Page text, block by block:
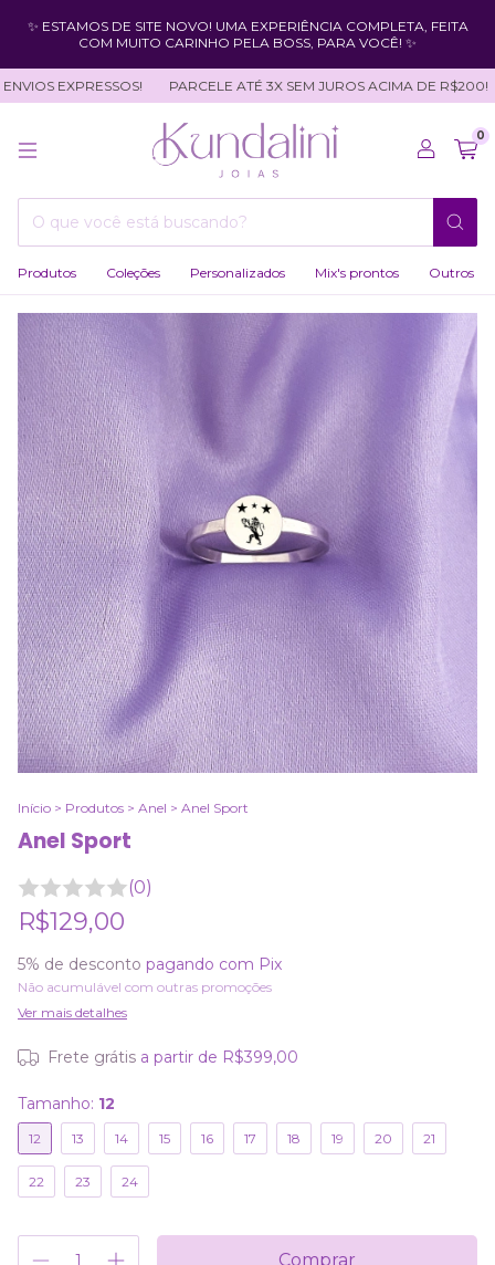
✨ ESTAMOS DE SITE NOVO! UMA EXPERIÊNCIA COMPLETA, FEITA
COM MUITO CARINHO PELA BOSS, PARA VOCÊ! ✨
EXPRESSOS! PARCELE ATÉ 3X SEM JUROS ACIMA DE R$200!
0
Produtos Coleções Personalizados Mix's prontos Outros
Início > Produtos > Anel > Anel Sport
Anel Sport
(0)
R$129,00
5% de desconto pagando com Pix
Não acumulável com outras promoções
Ver mais detalhes
Frete grátis a partir de R$399,00
Tamanho: 12
12 13 14 15 16 17 18 19 20 21
22 23 24